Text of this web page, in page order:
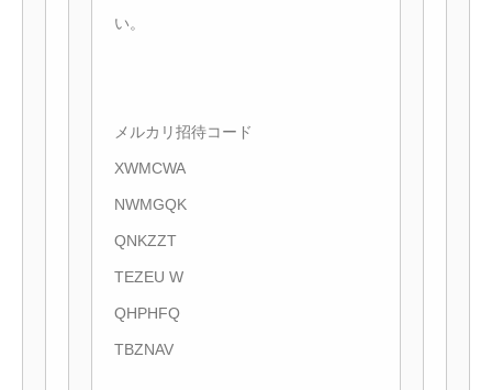
い。
メルカリ招待コード
XWMCWA
NWMGQK
QNKZZT
TEZEU W
QHPHFQ
TBZNAV